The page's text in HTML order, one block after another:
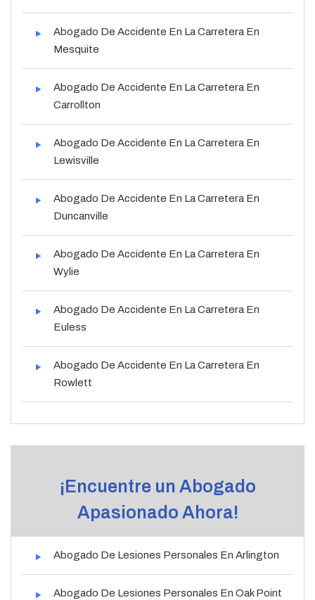
Abogado De Accidente En La Carretera En
Mesquite
Abogado De Accidente En La Carretera En
Carrollton
Abogado De Accidente En La Carretera En
Lewisville
Abogado De Accidente En La Carretera En
Duncanville
Abogado De Accidente En La Carretera En
Wylie
Abogado De Accidente En La Carretera En
Euless
Abogado De Accidente En La Carretera En
Rowlett
¡Encuentre un Abogado
Apasionado Ahora!
Abogado De Lesiones Personales En Arlington
Abogado De Lesiones Personales En Oak Point